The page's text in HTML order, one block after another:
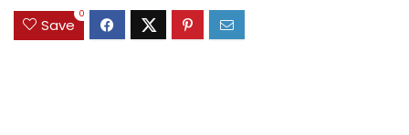
Save
0